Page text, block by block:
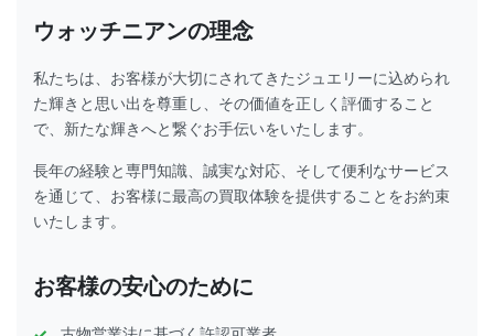
ウォッチニアンの理念
私たちは、お客様が大切にされてきたジュエリーに込められ
た輝きと思い出を尊重し、その価値を正しく評価すること
で、新たな輝きへと繋ぐお手伝いをいたします。
長年の経験と専門知識、誠実な対応、そして便利なサービス
を通じて、お客様に最高の買取体験を提供することをお約束
いたします。
お客様の安心のために